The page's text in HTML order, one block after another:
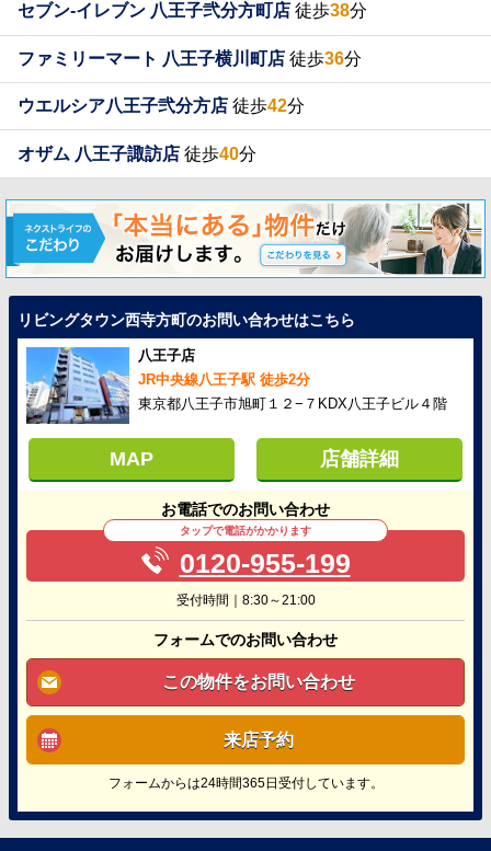
セブン-イレブン 八王子弐分方町店 徒歩38分
ファミリーマート 八王子横川町店 徒歩36分
ウエルシア八王子弐分方店 徒歩42分
オザム 八王子諏訪店 徒歩40分
リビングタウン西寺方町のお問い合わせはこちら
八王子店
JR中央線八王子駅 徒歩2分
東京都八王子市旭町１２−７KDX八王子ビル４階
MAP 店舗詳細
お電話でのお問い合わせ
タップで電話がかかります
0120-955-199
受付時間｜8:30～21:00
フォームでのお問い合わせ
この物件をお問い合わせ
来店予約
フォームからは24時間365日受付しています。